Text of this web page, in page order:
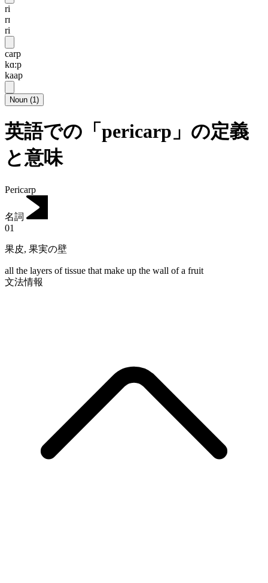
ri
rɪ
ri
carp
kɑ:p
kaap
Noun (1)
英語での「pericarp」の定義
と意味
Pericarp
名詞
01
果皮, 果実の壁
all the layers of tissue that make up the wall of a fruit
文法情報